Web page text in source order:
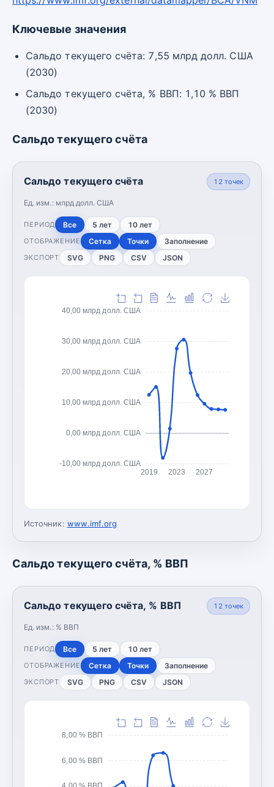
Ключевые значения
Сальдо текущего счёта: 7,55 млрд долл. США
(2030)
Сальдо текущего счёта, % ВВП: 1,10 % ВВП
(2030)
Сальдо текущего счёта
Сальдо текущего счёта
Ед. изм.: млрд долл. США
12 точек
ПЕРИОД Все 5 лет 10 лет
ОТОБРАЖЕНИЕ Сетка Точки Заполнение
ЭКСПОРТ SVG PNG CSV JSON
-10,00 млрд долл. США
0,00 млрд долл. США
10,00 млрд долл. США
20,00 млрд долл. США
30,00 млрд долл. США
40,00 млрд долл. США
2019 2023 2027
Источник: www.imf.org
Сальдо текущего счёта, % ВВП
Сальдо текущего счёта, % ВВП
Ед. изм.: % ВВП
12 точек
ПЕРИОД Все 5 лет 10 лет
ОТОБРАЖЕНИЕ Сетка Точки Заполнение
ЭКСПОРТ SVG PNG CSV JSON
6,00 % ВВП
8,00 % ВВП